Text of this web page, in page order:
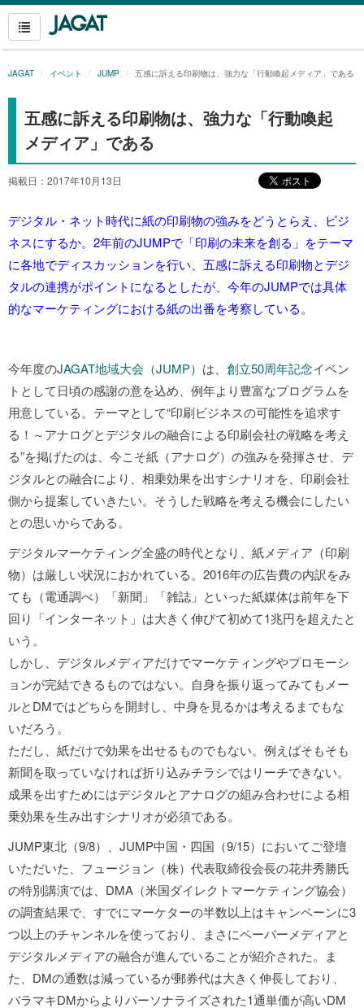
JAGAT イベント JUMP 五感に訴える印刷物は、強力な「行動喚起メディア」である
五感に訴える印刷物は、強力な「行動喚起
メディア」である
掲載日：2017年10月13日
デジタル・ネット時代に紙の印刷物の強みをどうとらえ、ビジ
ネスにするか。2年前のJUMPで「印刷の未来を創る」をテーマ
に各地でディスカッションを行い、五感に訴える印刷物とデジ
タルの連携がポイントになるとしたが、今年のJUMPでは具体
的なマーケティングにおける紙の出番を考察している。
今年度のJAGAT地域大会（JUMP） は、 創立50周年記念イベン
トとして日頃の感謝の意を込め、例年より豊富なプログラムを
用意している。テーマとして“印刷ビジネスの可能性を追求す
る！～アナログとデジタルの融合による印刷会社の戦略を考え
る”を掲げたのは、今こそ紙（アナログ）の強みを発揮させ、デ
ジタルとの融合により、相乗効果を出すシナリオを、印刷会社
側から提案していきたい。そうした戦略を考える機会にしたい
との思いからである。
デジタルマーケティング全盛の時代となり、紙メディア（印刷
物）は厳しい状況におかれている。2016年の広告費の内訳をみ
ても（電通調べ）「新聞」「雑誌」といった紙媒体は前年を下
回り「インターネット」は大きく伸びて初めて1兆円を超えたと
いう。
しかし、デジタルメディアだけでマーケティングやプロモーシ
ョンが完結できるものではない。自身を振り返ってみてもメー
ルとDMではどちらを開封し、中身を見るかは考えるまでもな
いだろう。
ただし、紙だけで効果を出せるものでもない。例えばそもそも
新聞を取っていなければ折り込みチラシではリーチできない。
成果を出すためにはデジタルとアナログの組み合わせによる相
乗効果を生み出すシナリオが必須である。
JUMP東北（9/8）、JUMP中国・四国（9/15）においてご登壇
いただいた、フュージョン（株）代表取締役会長の花井秀勝氏
の特別講演では、DMA（米国ダイレクトマーケティング協会）
の調査結果で、すでにマーケターの半数以上はキャンペーンに3
つ以上のチャンネルを使っており、まさにペーパーメディアと
デジタルメディアの融合が進んでいることが紹介された。ま
た、DMの通数は減っているが郵券代は大きく伸長しており、
バラマキDMからよりパーソナライズされた1通単価が高いDM